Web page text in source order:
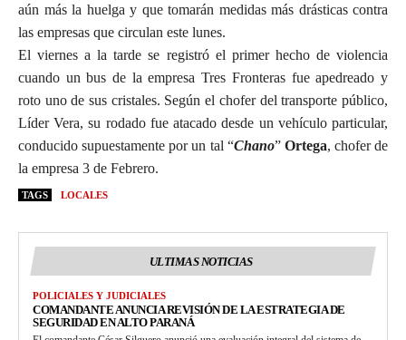
aún más la huelga y que tomarán medidas más drásticas contra
las empresas que circulan este lunes.
El viernes a la tarde se registró el primer hecho de violencia
cuando un bus de la empresa Tres Fronteras fue apedreado y
roto uno de sus cristales. Según el chofer del transporte público,
Líder Vera, su rodado fue atacado desde un vehículo particular,
conducido supuestamente por un tal “Chano” Ortega, chofer de
la empresa 3 de Febrero.
TAGS LOCALES
ULTIMAS NOTICIAS
POLICIALES Y JUDICIALES
COMANDANTE ANUNCIA REVISIÓN DE LA ESTRATEGIA DE
SEGURIDAD EN ALTO PARANÁ